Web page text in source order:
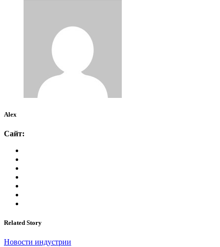
Alex
Сайт:
Related Story
Новости индустрии